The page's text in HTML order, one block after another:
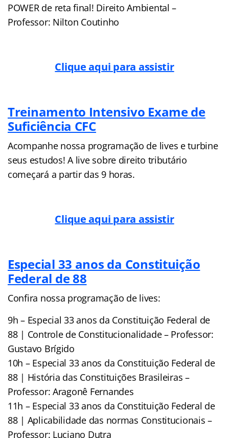
POWER de reta final! Direito Ambiental –
Professor: Nilton Coutinho
Clique aqui para assistir
Treinamento Intensivo Exame de
Suficiência CFC
Acompanhe nossa programação de lives e turbine
seus estudos! A live sobre direito tributário
começará a partir das 9 horas.
Clique aqui para assistir
Especial 33 anos da Constituição
Federal de 88
Confira nossa programação de lives:
9h – Especial 33 anos da Constituição Federal de
88 | Controle de Constitucionalidade – Professor:
Gustavo Brígido
10h – Especial 33 anos da Constituição Federal de
88 | História das Constituições Brasileiras –
Professor: Aragonê Fernandes
11h – Especial 33 anos da Constituição Federal de
88 | Aplicabilidade das normas Constitucionais –
Professor: Luciano Dutra